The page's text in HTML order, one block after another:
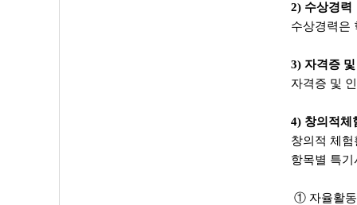
2) 수상경력
수상경력은
3) 자격증
자격증 및
4) 창의적체
창의적 체
항목별 특
① 자율활동